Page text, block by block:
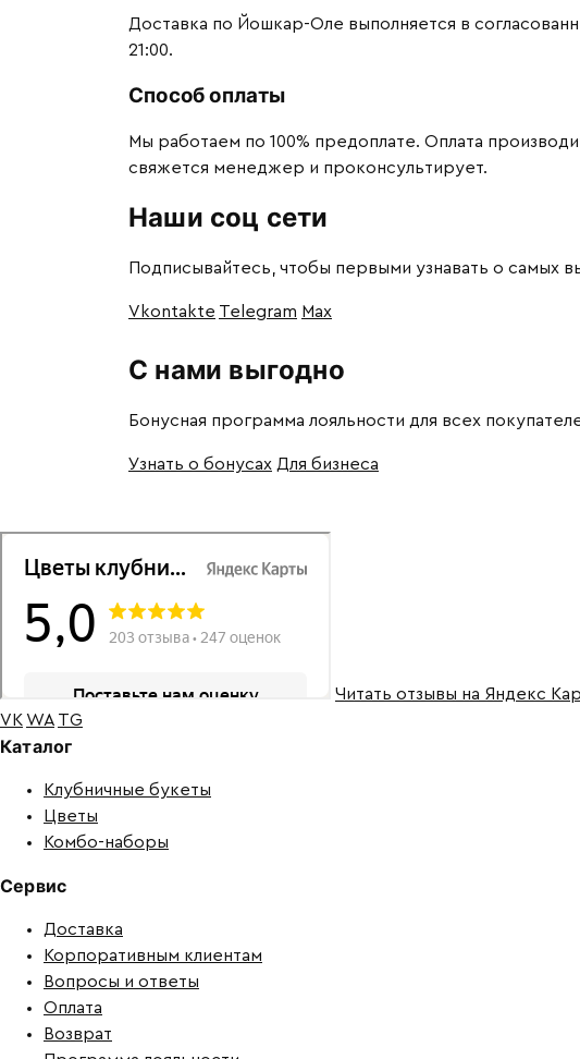
Доставка по Йошкар-Оле выполняется в
21:00.
Способ оплаты
Мы работаем по 100% предоплате. Оплата
свяжется менеджер и проконсультирует.
Наши соц сети
Подписывайтесь, чтобы первыми узнавать о самых
Vkontakte Telegram Max
С нами выгодно
Бонусная программа лояльности для всех
Узнать о бонусах Для бизнеса
Читать отзывы на Яндекс
VKWA TG
Каталог
Клубничные букеты
Цветы
Комбо-наборы
Сервис
Доставка
Корпоративным клиентам
Вопросы и ответы
Оплата
Возврат